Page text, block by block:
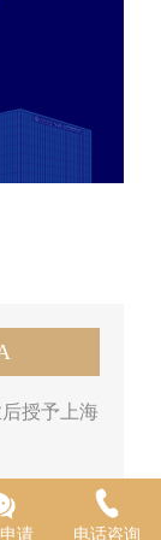
授予上海
请 电话咨询